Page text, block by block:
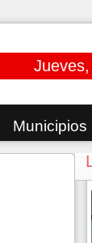
Municipios